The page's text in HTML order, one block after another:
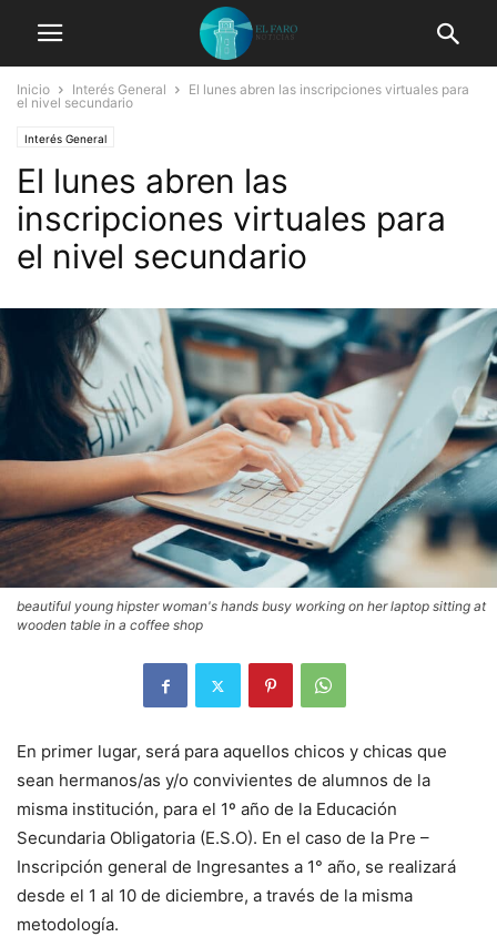
Inicio Interés General
El lunes abren las inscripciones virtuales para
el nivel secundario
Interés General
El lunes abren las
inscripciones virtuales para
el nivel secundario
beautiful young hipster woman's hands busy working on her laptop sitting at
wooden table in a coffee shop
En primer lugar, será para aquellos chicos y chicas que
sean hermanos/as y/o convivientes de alumnos de la
misma institución, para el 1º año de la Educación
Secundaria Obligatoria (E.S.O). En el caso de la Pre –
Inscripción general de Ingresantes a 1° año, se realizará
desde el 1 al 10 de diciembre, a través de la misma
metodología.